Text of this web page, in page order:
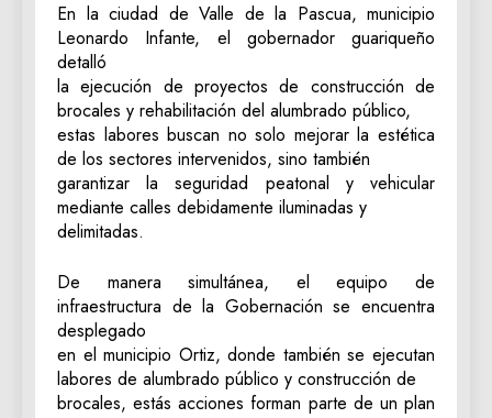
‎En la ciudad de Valle de la Pascua, municipio
Leonardo Infante, el gobernador guariqueño
detalló
la ejecución de proyectos de construcción de
brocales y rehabilitación del alumbrado público,
estas labores buscan no solo mejorar la estética
de los sectores intervenidos, sino también
garantizar la seguridad peatonal y vehicular
mediante calles debidamente iluminadas y
delimitadas.
‎De manera simultánea, el equipo de
infraestructura de la Gobernación se encuentra
desplegado
en el municipio Ortiz, donde también se ejecutan
labores de alumbrado público y construcción de
brocales, estás acciones forman parte de un plan